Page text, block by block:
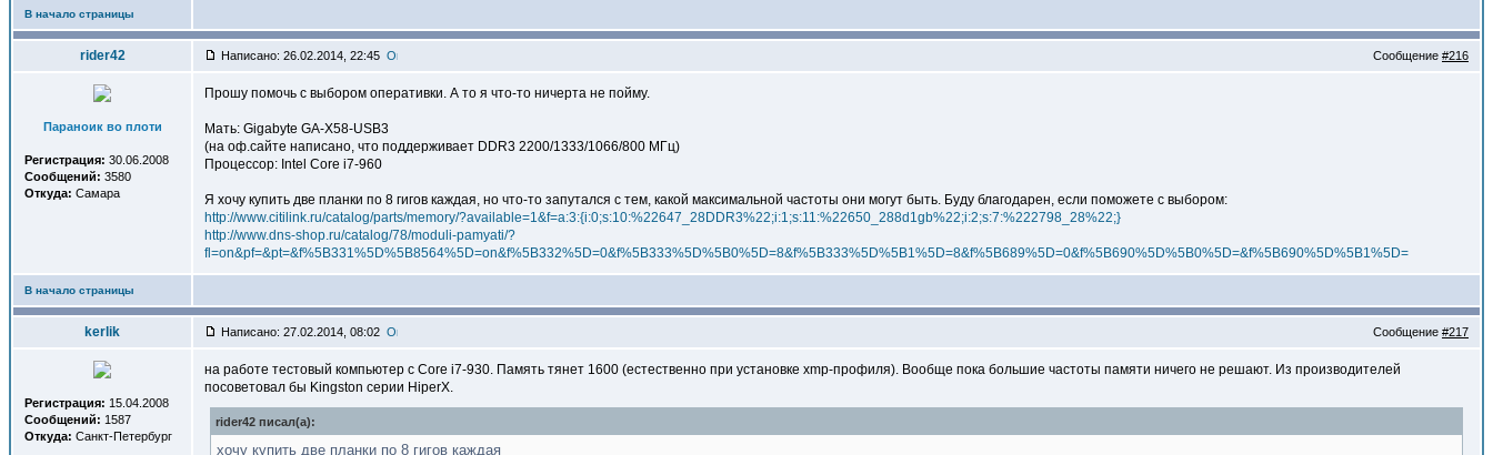
В начало страницы
rider42 Написано: 26.02.2014, 22:45 Сообщение #216
Параноик во плоти
Регистрация: 30.06.2008
Сообщений: 3580
Откуда: Самара
Прошу помочь с выбором оперативки. А то я что-то ничерта не пойму.
Мать: Gigabyte GA-X58-USB3
(на оф.сайте написано, что поддерживает DDR3 2200/1333/1066/800 МГц)
Процессор: Intel Core i7-960
Я хочу купить две планки по 8 гигов каждая, но что-то запутался с тем, какой максимальной частоты они могут быть. Буду благодарен, если поможете с выбором:
http://www.citilink.ru/catalog/parts/memory/?available=1&f=a:3:{i:0;s:10:%22647_28DDR3%22;i:1;s:11:%22650_288d1gb%22;i:2;s:7:%222798_28%22;}
http://www.dns-shop.ru/catalog/78/moduli-pamyati/?
fl=on&pf=&pt=&f%5B331%5D%5B8564%5D=on&f%5B332%5D=0&f%5B333%5D%5B0%5D=8&f%5B333%5D%5B1%5D=8&f%5B689%5D=0&f%5B690%5D%5B0%5D=&f%5B690%5D%5B1%5D=
В начало страницы
kerlik Написано: 27.02.2014, 08:02 Сообщение #217
Регистрация: 15.04.2008
Сообщений: 1587
Откуда: Санкт-Петербург
на работе тестовый компьютер с Core i7-930. Память тянет 1600 (естественно при установке xmp-профиля). Вообще пока большие частоты памяти ничего не решают. Из производителей
посоветовал бы Kingston серии HiperX.
rider42 писал(a):
хочу купить две планки по 8 гигов каждая